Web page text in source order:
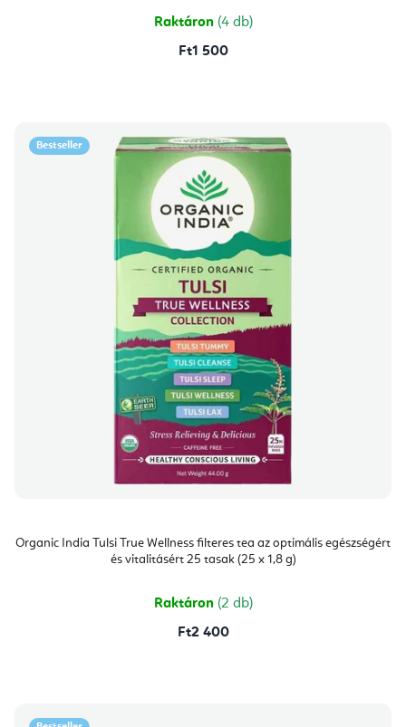
Raktáron (4 db)
Ft1 500
Bestseller
Organic India Tulsi True Wellness filteres tea az optimális egészségért
és vitalitásért 25 tasak (25 x 1,8 g)
Raktáron (2 db)
Ft2 400